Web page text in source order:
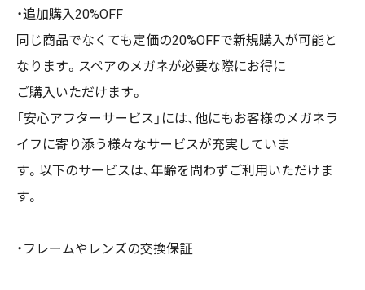
・追加購入20%OFF
同じ商品でなくても定価の20%OFFで新規購入が可能と
なります。スペアのメガネが必要な際にお得に
ご購入いただけます。
「安心アフターサービス」には、他にもお客様のメガネラ
イフに寄り添う様々なサービスが充実していま
す。以下のサービスは、年齢を問わずご利用いただけま
す。
・フレームやレンズの交換保証